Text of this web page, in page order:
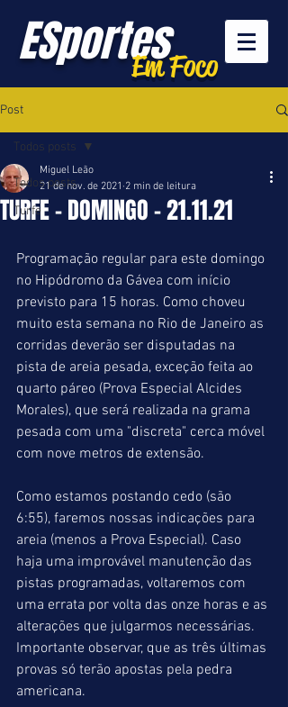
ESportesEm Foco
Post
Todos posts
Turfe
Todos posts
TURFE - DOMINGO - 21.11.21
Miguel Leão
21 de nov. de 2021 2 min de leitura
Programação regular para este domingo
no Hipódromo da Gávea com início
previsto para 15 horas. Como choveu
muito esta semana no Rio de Janeiro as
corridas deverão ser disputadas na
pista de areia pesada, exceção feita ao
quarto páreo (Prova Especial Alcides
Morales), que será realizada na grama
pesada com uma "discreta" cerca móvel
com nove metros de extensão.
Como estamos postando cedo (são
6:55), faremos nossas indicações para
areia (menos a Prova Especial). Caso
haja uma improvável manutenção das
pistas programadas, voltaremos com
uma errata por volta das onze horas e as
alterações que julgarmos necessárias.
Importante observar, que as três últimas
provas só terão apostas pela pedra
americana.